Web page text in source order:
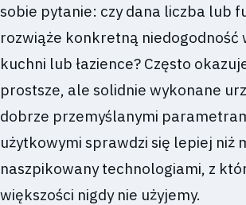
sobie pytanie: czy dana liczba lub
rozwiąże konkretną niedogodność
kuchni lub łazience? Często
prostsze, ale solidnie wykonane
dobrze przemyślanymi
użytkowymi sprawdzi się lepiej niż
naszpikowany technologiami, z
większości nigdy nie użyjemy.